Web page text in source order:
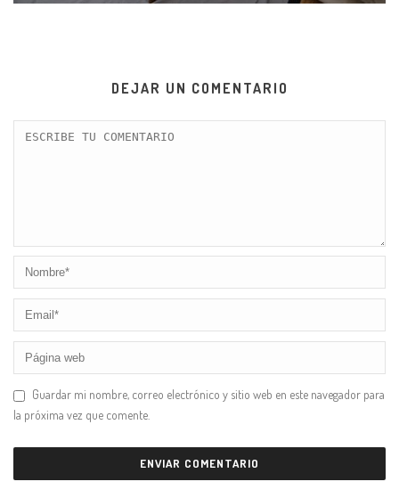
DEJAR UN COMENTARIO
Guardar mi nombre, correo electrónico y sitio web en este navegador para
la próxima vez que comente.